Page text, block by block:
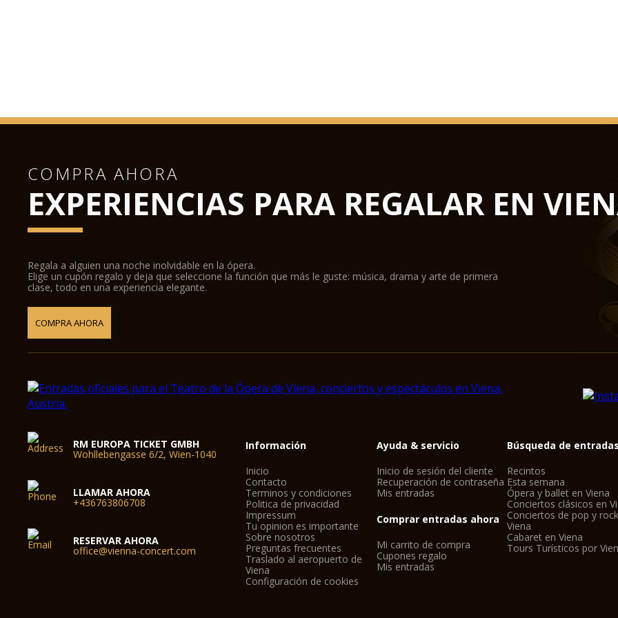
COMPRA AHORA
EXPERIENCIAS PARA REGALAR EN
Regala a alguien una noche inolvidable en la ópera.
Elige un cupón regalo y deja que seleccione la función que más le guste: música, drama y arte de primera
clase, todo en una experiencia elegante.
COMPRA AHORA
RM EUROPA TICKET GMBH
Wohllebengasse 6/2, Wien-1040
LLAMAR AHORA
+436763806708
RESERVAR AHORA
office@vienna-concert.com
Información
Inicio
Contacto
Terminos y condiciones
Politica de privacidad
Impressum
Tu opinion es importante
Sobre nosotros
Preguntas frecuentes
Traslado al aeropuerto de
Viena
Configuración de cookies
Ayuda & servicio
Inicio de sesión del cliente
Recuperación de contraseña
Mis entradas
Comprar entradas ahora
Mi carrito de compra
Cupones regalo
Mis entradas
Búsqueda de
Recintos
Esta semana
Ópera y ballet en Viena
Conciertos clásicos en
Conciertos de pop y
Viena
Cabaret en Viena
Tours Turísticos por